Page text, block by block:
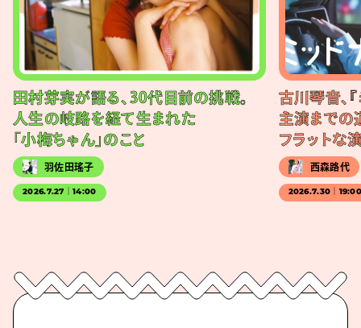
田村芽実が語る、30代目前の挑戦。
人生の岐路を経て生まれた
「小梅ちゃん」のこと
羽佐田瑤子
2026.7.27｜14:00
古川琴音、
主演までの
フラットな
西森路代
2026.7.30｜